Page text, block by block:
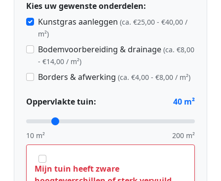
Kies uw gewenste onderdelen:
Kunstgras aanleggen (ca. €25,00 - €40,00 /
m²)
Bodemvoorbereiding & drainage (ca. €8,00
- €14,00 / m²)
Borders & afwerking (ca. €4,00 - €8,00 / m²)
Oppervlakte tuin: 40 m²
10 m² 200 m²
Mijn tuin heeft zware